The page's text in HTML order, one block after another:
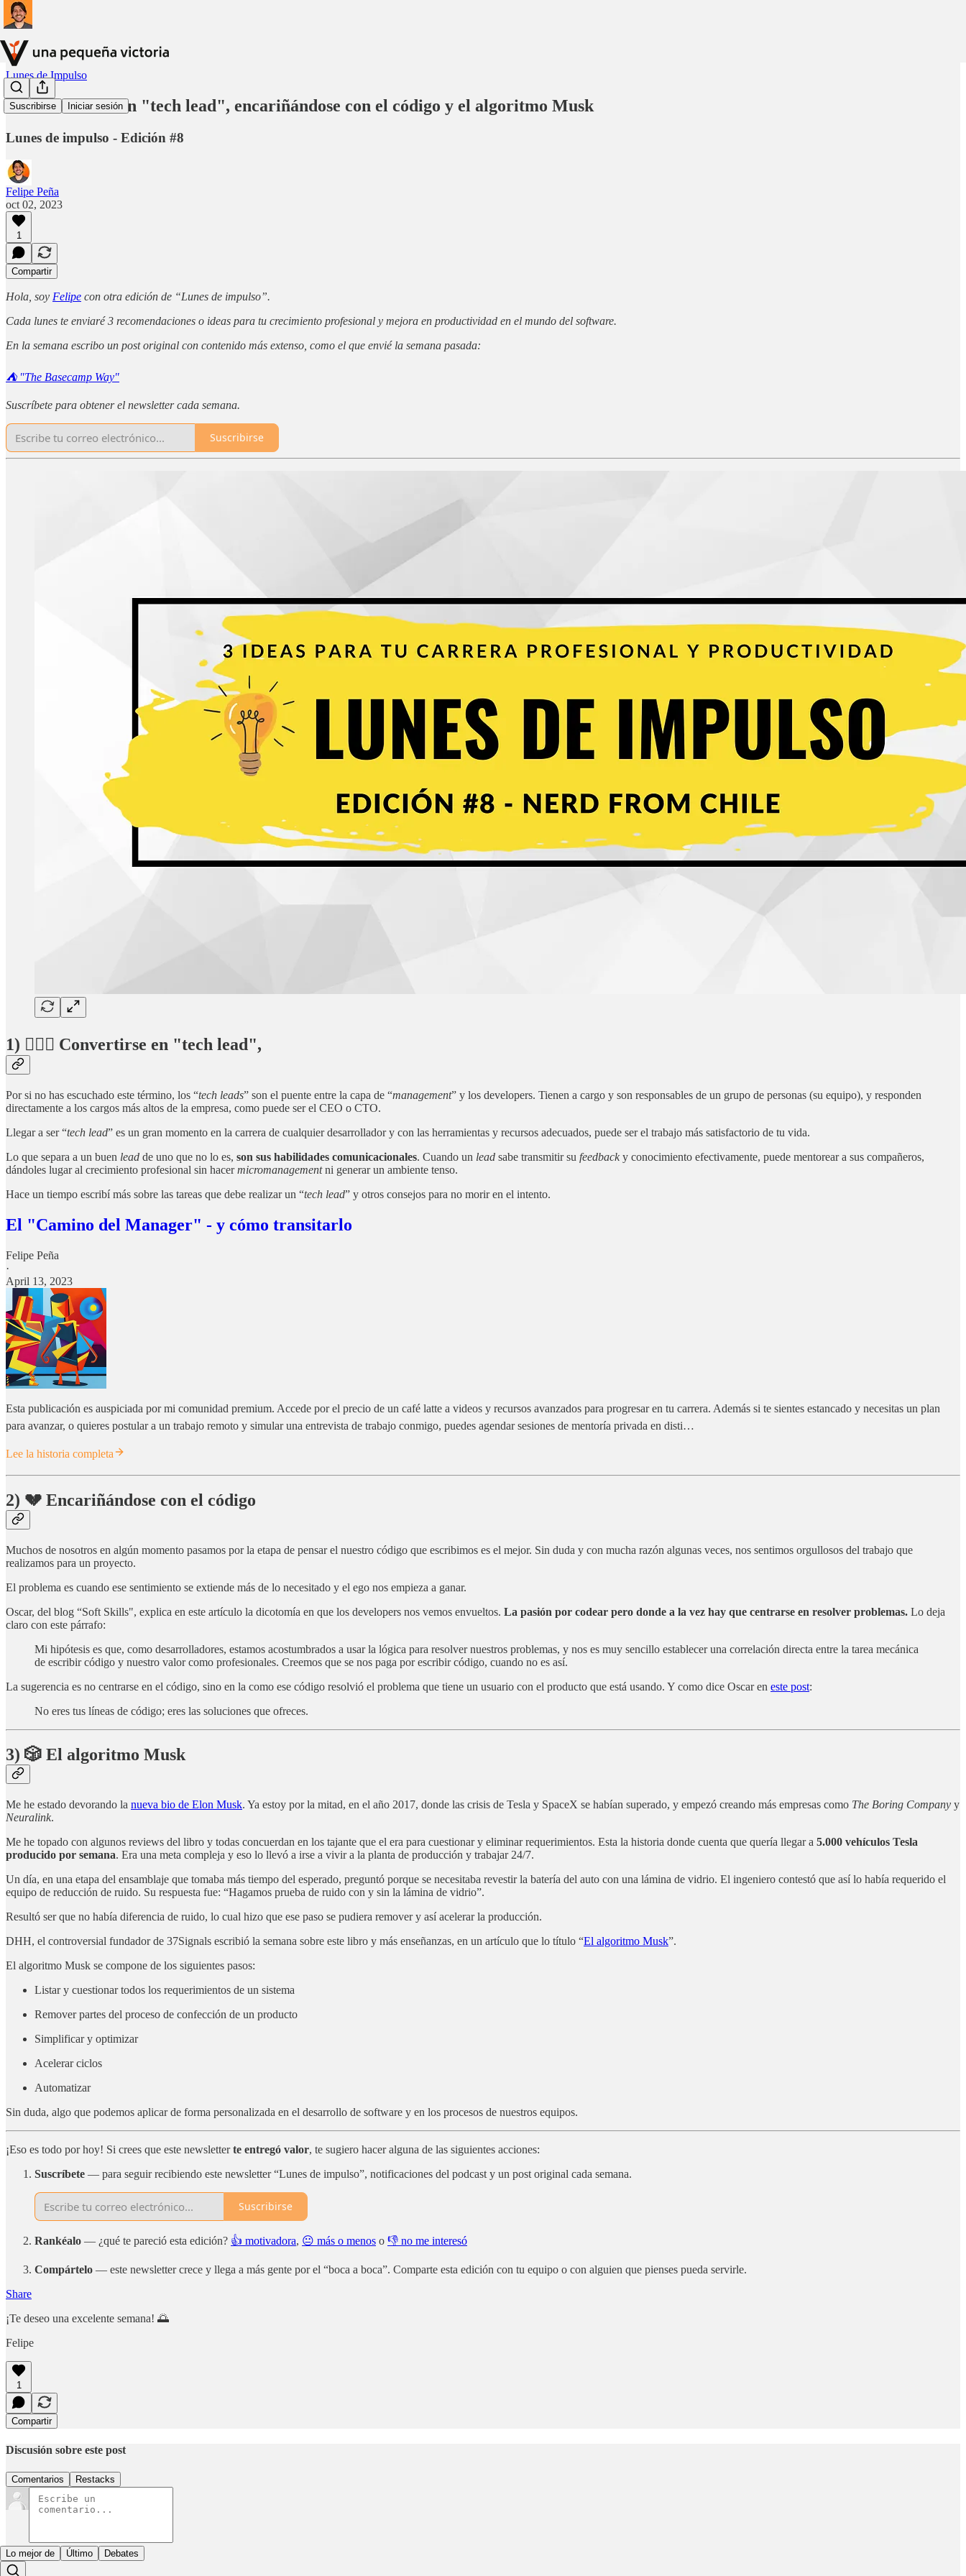
Suscribirse Iniciar sesión
Lunes de Impulso
💡 Convertirse en "tech lead", encariñándose con el código y el algoritmo Musk
Lunes de impulso - Edición #8
Felipe Peña
oct 02, 2023
1
Compartir
Hola, soy Felipe con otra edición de “Lunes de impulso”.
Cada lunes te enviaré 3 recomendaciones o ideas para tu crecimiento profesional y mejora en productividad en el mundo del software.
En la semana escribo un post original con contenido más extenso, como el que envié la semana pasada:
⛺️ "The Basecamp Way"
Suscríbete para obtener el newsletter cada semana.
Suscribirse
1) 🤹🏻‍♂️ Convertirse en "tech lead",
Por si no has escuchado este término, los “tech leads” son el puente entre la capa de “management” y los developers. Tienen a cargo y son responsables de un grupo de personas (su equipo), y responden
directamente a los cargos más altos de la empresa, como puede ser el CEO o CTO.
Llegar a ser “tech lead” es un gran momento en la carrera de cualquier desarrollador y con las herramientas y recursos adecuados, puede ser el trabajo más satisfactorio de tu vida.
Lo que separa a un buen lead de uno que no lo es, son sus habilidades comunicacionales. Cuando un lead sabe transmitir su feedback y conocimiento efectivamente, puede mentorear a sus compañeros,
dándoles lugar al crecimiento profesional sin hacermicromanagementni generar un ambiente tenso.
Hace un tiempo escribí más sobre las tareas que debe realizar un “tech lead” y otros consejos para no morir en el intento.
El "Camino del Manager" - y cómo transitarlo
Felipe Peña
·
April 13, 2023
Esta publicación es auspiciada por mi comunidad premium. Accede por el precio de un café latte a videos y recursos avanzados para progresar en tu carrera. Además si te sientes estancado y necesitas un plan
para avanzar, o quieres postular a un trabajo remoto y simular una entrevista de trabajo conmigo, puedes agendar sesiones de mentoría privada en disti…
Lee la historia completa
2) 💔 Encariñándose con el código
Muchos de nosotros en algún momento pasamos por la etapa de pensar el nuestro código que escribimos es el mejor. Sin duda y con mucha razón algunas veces, nos sentimos orgullosos del trabajo que
realizamos para un proyecto.
El problema es cuando ese sentimiento se extiende más de lo necesitado y el ego nos empieza a ganar.
Oscar, del blog “Soft Skills", explica en este artículo la dicotomía en que los developers nos vemos envueltos. La pasión por codear pero donde a la vez hay que centrarse en resolver problemas. Lo deja
claro con este párrafo:
Mi hipótesis es que, como desarrolladores, estamos acostumbrados a usar la lógica para resolver nuestros problemas, y nos es muy sencillo establecer una correlación directa entre la tarea mecánica
de escribir código y nuestro valor como profesionales. Creemos que se nos paga por escribir código, cuando no es así.
La sugerencia es no centrarse en el código, sino en la como ese código resolvió el problema que tiene un usuario con el producto que está usando. Y como dice Oscar en este post:
No eres tus líneas de código; eres las soluciones que ofreces.
3) 🎲 El algoritmo Musk
Me he estado devorando la nueva bio de Elon Musk. Ya estoy por la mitad, en el año 2017, donde las crisis de Tesla y SpaceX se habían superado, y empezó creando más empresas como The Boring Company y
Neuralink.
Me he topado con algunos reviews del libro y todas concuerdan en los tajante que el era para cuestionar y eliminar requerimientos. Esta la historia donde cuenta que quería llegar a 5.000 vehículos Tesla
producido por semana. Era una meta compleja y eso lo llevó a irse a vivir a la planta de producción y trabajar 24/7.
Un día, en una etapa del ensamblaje que tomaba más tiempo del esperado, preguntó porque se necesitaba revestir la batería del auto con una lámina de vidrio. El ingeniero contestó que así lo había requerido el
equipo de reducción de ruido. Su respuesta fue: “Hagamos prueba de ruido con y sin la lámina de vidrio”.
Resultó ser que no había diferencia de ruido, lo cual hizo que ese paso se pudiera remover y así acelerar la producción.
DHH, el controversial fundador de 37Signals escribió la semana sobre este libro y más enseñanzas, en un artículo que lo título “El algoritmo Musk”.
El algoritmo Musk se compone de los siguientes pasos:
Listar y cuestionar todos los requerimientos de un sistema
Remover partes del proceso de confección de un producto
Simplificar y optimizar
Acelerar ciclos
Automatizar
Sin duda, algo que podemos aplicar de forma personalizada en el desarrollo de software y en los procesos de nuestros equipos.
¡Eso es todo por hoy! Si crees que este newsletterte entregó valor, te sugiero hacer alguna de las siguientes acciones:
Suscríbete — para seguir recibiendo este newsletter “Lunes de impulso”, notificaciones del podcast y un post original cada semana.
Suscribirse
Rankéalo — ¿qué te pareció esta edición? 👍 motivadora, 😐 más o menos o 👎 no me interesó
Compártelo — este newsletter crece y llega a más gente por el “boca a boca”. Comparte esta edición con tu equipo o con alguien que pienses pueda servirle.
Share
¡Te deseo una excelente semana! 🌅
Felipe
1
Compartir
Discusión sobre este post
Comentarios Restacks
Lo mejor de Último Debates